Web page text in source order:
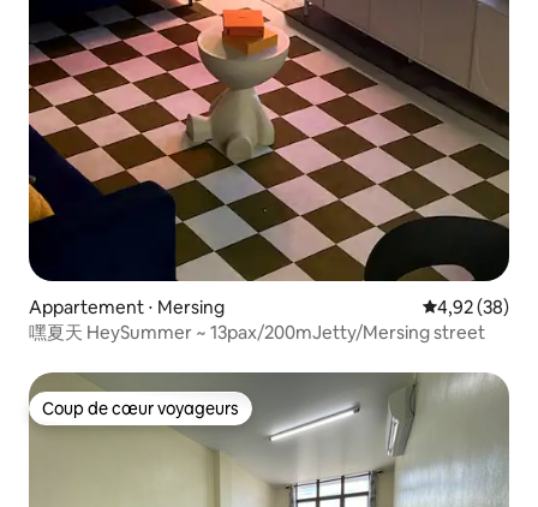
Appartement ⋅ Mersing Évaluation
4,92 (38)
嘿夏天 HeySummer ~ 13pax/200mJetty/Mersing street
Coup de cœur voyageurs
Coup de cœur voyageurs